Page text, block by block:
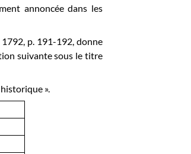
annoncée dans les
p. 191-192, donne
suivante sous le titre
».